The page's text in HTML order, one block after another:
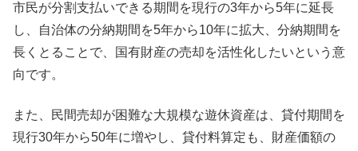
市民が分割支払いできる期間を現行の3年から5年に延長
し、自治体の分納期間を5年から10年に拡大、分納期間を
長くとることで、国有財産の売却を活性化したいという意
向です。
また、民間売却が困難な大規模な遊休資産は、貸付期間を
現行30年から50年に増やし、貸付料算定も、財産価額の